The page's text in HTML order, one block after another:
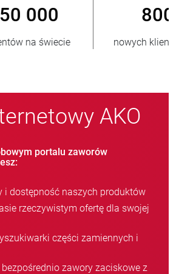
rok
> 3 500 000
sprzedanych jednostek
AKO
portalu zaworów
i dostępność naszych produktów
rzeczywistym ofertę dla swojej
części zamiennych i
zawory zaciskowe z